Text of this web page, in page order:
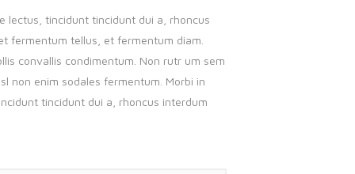
lectus, tincidunt tincidunt dui a, rhoncus
fermentum tellus, et fermentum diam.
convallis condimentum. Non rutr um sem
non enim sodales fermentum. Morbi in
tincidunt dui a, rhoncus interdum